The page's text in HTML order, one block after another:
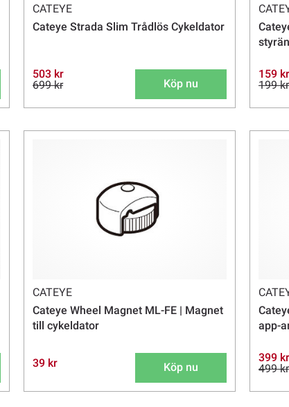
CATEYE
Cateye Strada Slim Trådlös Cykeldator
503 kr
699 kr
Köp nu
159 kr
199 kr
CATEYE
Cateye Wheel Magnet ML-FE | Magnet
till cykeldator
39 kr Köp nu
app-
399 kr
499 kr